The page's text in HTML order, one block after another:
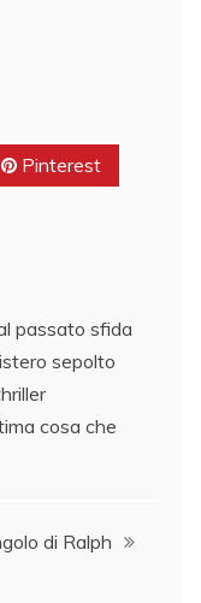
Pinterest
passato sfida
sepolto
cosa che
di Ralph